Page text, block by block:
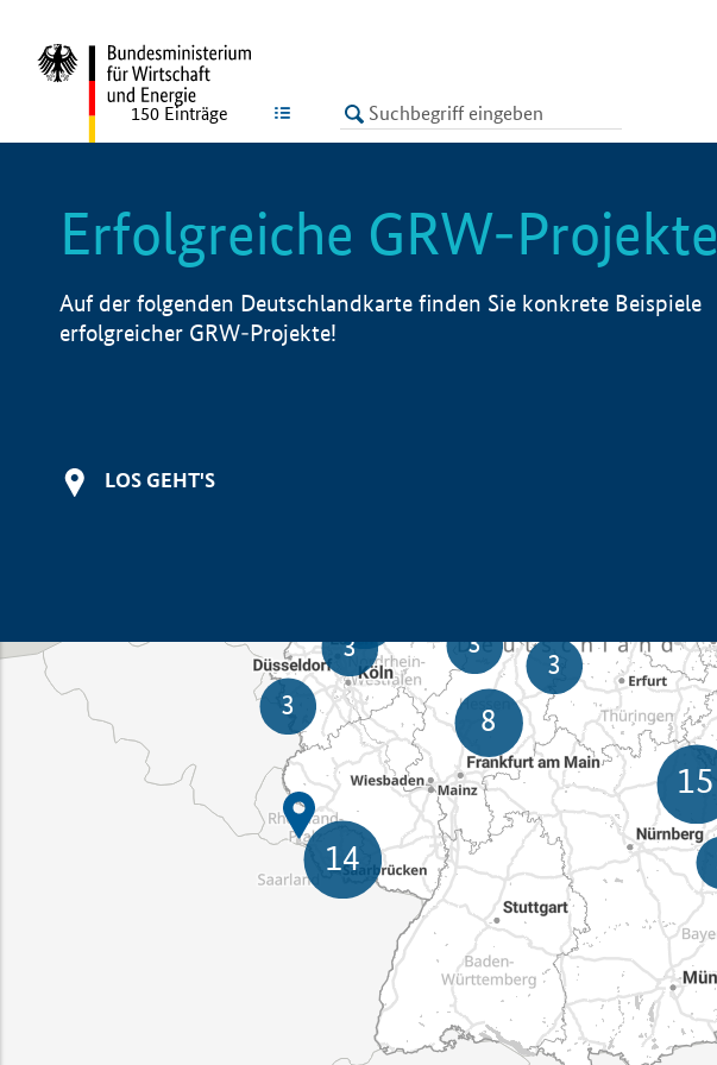
LISTE
150 Einträge
Erfolgreiche GRW-Projekte
Auf der folgenden Deutschlandkarte finden Sie konkrete Beispiele
erfolgreicher GRW-Projekte!
LOS GEHT'S